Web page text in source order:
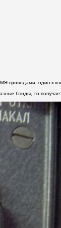
проводами, один к
бэнды, то